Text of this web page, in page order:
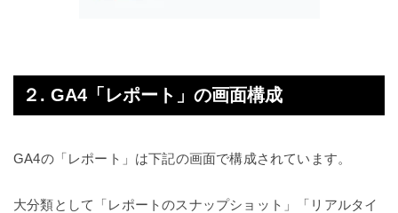
２. GA4「レポート」の画面構成
GA4の「レポート」は下記の画面で構成されています。
大分類として「レポートのスナップショット」「リアルタイ